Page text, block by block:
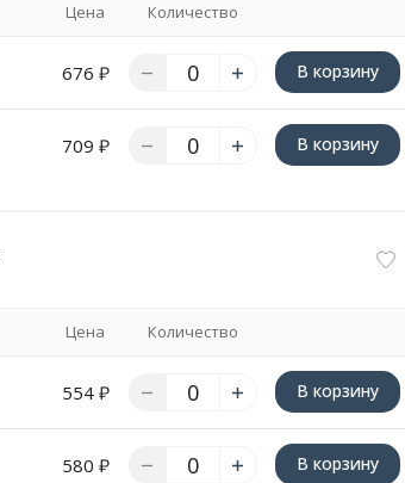
Цена Количество
676 ₽ В корзину
709 ₽ В корзину
Цена Количество
554 ₽ В корзину
580 ₽ В корзину